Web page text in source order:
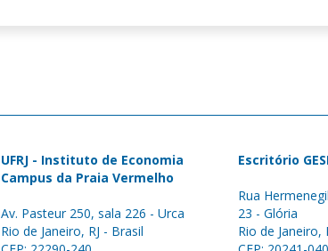
UFRJ - Instituto de Economia
Campus da Praia Vermelho
Av. Pasteur 250, sala 226 - Urca
Rio de Janeiro, RJ - Brasil
Escritório
Rua
23 - Glória
Rio de Janeiro,